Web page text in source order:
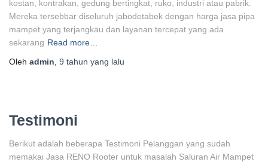
kostan, kontrakan, gedung bertingkat, ruko, industri atau pabrik.
Mereka tersebbar diseluruh jabodetabek dengan harga jasa pipa
mampet yang terjangkau dan layanan tercepat yang ada
sekarang Read more…
Oleh admin 9 tahun yang lalu
Testimoni
Berikut adalah beberapa Testimoni Pelanggan yang sudah
memakai Jasa RENO Rooter untuk masalah Saluran Air Mampet